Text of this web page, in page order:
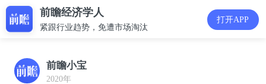
前瞻经济学人
紧跟行业趋势，免遭市场淘汰
打开APP
前瞻小宝
2020年